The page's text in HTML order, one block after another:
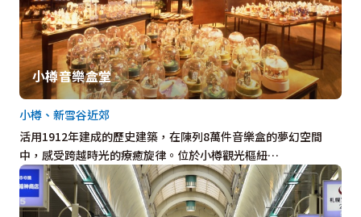
小樽音樂盒堂
活用1912年建成的歷史建築，在陳列8萬件音樂盒的夢幻空間
中，感受跨越時光的療癒旋律。位於小樽觀光樞紐…
小樽、新雪谷近郊